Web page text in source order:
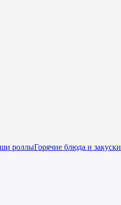
роллыГорячие блюда и закуски